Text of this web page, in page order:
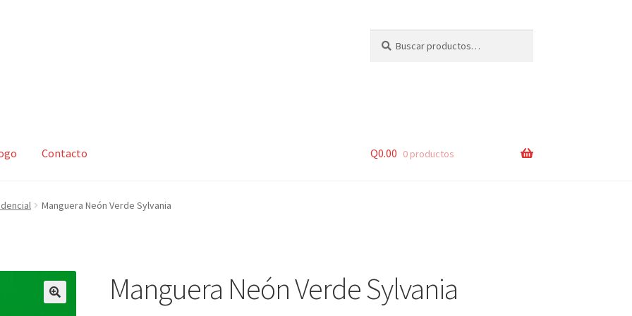
por:
Contacto
compra Mi cuenta Nosotros Política de devoluciones y reembolsos
Q0.00 0 productos
Manguera Neón Verde Sylvania
Manguera Neón Verde Sylvania